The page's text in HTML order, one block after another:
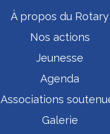
À propos du Rotary
Nos actions
Jeunesse
Agenda
Associations
Galerie